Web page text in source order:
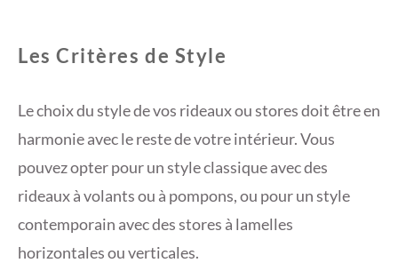
Les Critères de Style
Le choix du style de vos rideaux ou stores doit être en
harmonie avec le reste de votre intérieur. Vous
pouvez opter pour un style classique avec des
rideaux à volants ou à pompons, ou pour un style
contemporain avec des stores à lamelles
horizontales ou verticales.